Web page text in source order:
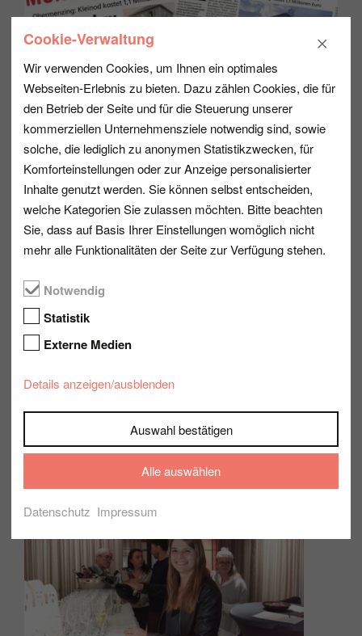
SQUAREMETER verkauft München's schönstes
Denkmal
15.01.2025 //
SQM // Glühwein & Friends
9.12.2024 //
Cookie-Verwaltung
Wir verwenden Cookies, um Ihnen ein optimales
Webseiten-Erlebnis zu bieten. Dazu zählen Cookies, die für
den Betrieb der Seite und für die Steuerung unserer
kommerziellen Unternehmensziele notwendig sind, sowie
solche, die lediglich zu anonymen Statistikzwecken, für
Komforteinstellungen oder zur Anzeige personalisierter
Inhalte genutzt werden. Sie können selbst entscheiden,
welche Kategorien Sie zulassen möchten. Bitte beachten
Sie, dass auf Basis Ihrer Einstellungen womöglich nicht
mehr alle Funktionalitäten der Seite zur Verfügung stehen.
Notwendig
Statistik
Externe Medien
Details anzeigen/ausblenden
Auswahl bestätigen
Alle auswählen
Datenschutz Impressum